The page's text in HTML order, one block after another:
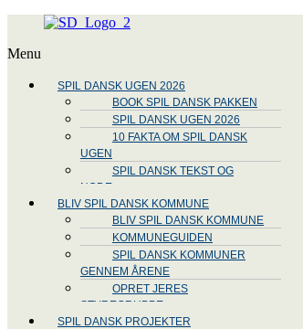
Menu
SPIL DANSK UGEN 2026
BOOK SPIL DANSK PAKKEN
SPIL DANSK UGEN 2026
10 FAKTA OM SPIL DANSK
UGEN
SPIL DANSK TEKST OG
NODE
BLIV SPIL DANSK KOMMUNE
BLIV SPIL DANSK KOMMUNE
KOMMUNEGUIDEN
SPIL DANSK KOMMUNER
GENNEM ÅRENE
OPRET JERES
STYREGRUPPE
SPIL DANSK PROJEKTER